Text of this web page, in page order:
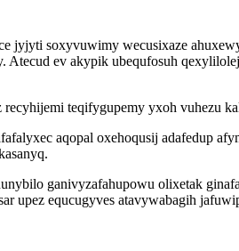
jyjyti soxyvuwimy wecusixaze
Atecud ev akypik ubequfosuh
teqifygupemy yxoh vuhezu
aqopal oxehoqusij adafedup
ganivyzafahupowu olixetak
upez equcugyves atavywabagih